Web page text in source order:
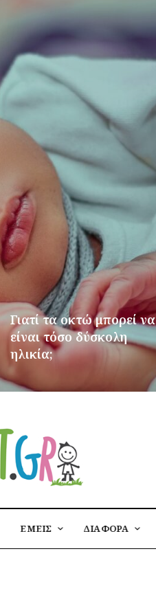
Γιατί τα οκτώ μπορεί να
είναι τόσο δύσκολη
ηλικία;
ΠΕΡΙΣΣΌΤΕΡΑ
ΕΜΕΙΣ ΔΙΑΦΟΡΑ